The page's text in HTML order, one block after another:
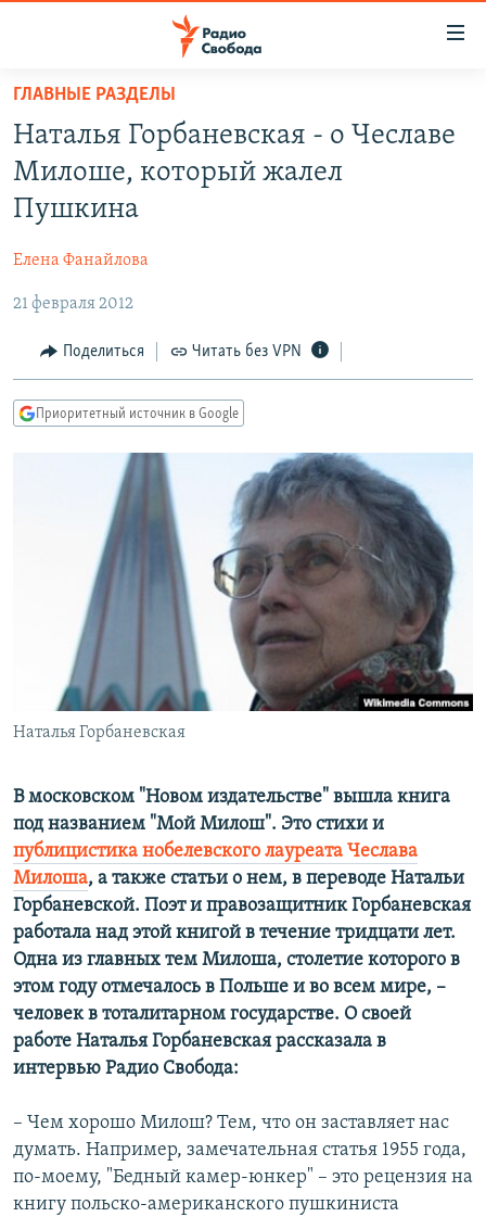
упрощенного
доступа
Вернуться
основному
Вернутся
навигации
Вернутся
поиску
АВТОРСКИЕ ПРОЕКТЫ
МНЕНИЯ
КУЛЬТУРА
IDEL.РЕАЛИИ
СЕВЕР.РЕАЛИИ
СИБИРЬ.РЕАЛИИ
РАСПИСАНИЕ ВЕЩАНИЯ
ПОДПИШИТЕСЬ НА РАССЫЛКУ
СОЦИАЛЬНЫЕ СЕТИ
ГЛАВНЫЕ РАЗДЕЛЫ
Наталья Горбаневская - о Чеславе
Милоше, который жалел
Пушкина
Елена Фанайлова
21 февраля 2012
Поделиться Читать без VPN
Приоритетный источник в Google
Наталья Горбаневская
В московском "Новом издательстве" вышла книга
под названием "Мой Милош". Это стихи и
публицистика нобелевского лауреата Чеслава
Милоша, а также статьи о нем, в переводе Натальи
Горбаневской. Поэт и правозащитник Горбаневская
работала над этой книгой в течение тридцати лет.
Одна из главных тем Милоша, столетие которого в
этом году отмечалось в Польше и во всем мире, –
человек в тоталитарном государстве. О своей
работе Наталья Горбаневская рассказала в
интервью Радио Свобода:
– Чем хорошо Милош? Тем, что он заставляет нас
думать. Например, замечательная статья 1955 года,
по-моему, "Бедный камер-юнкер" – это рецензия на
книгу польско-американского пушкиниста